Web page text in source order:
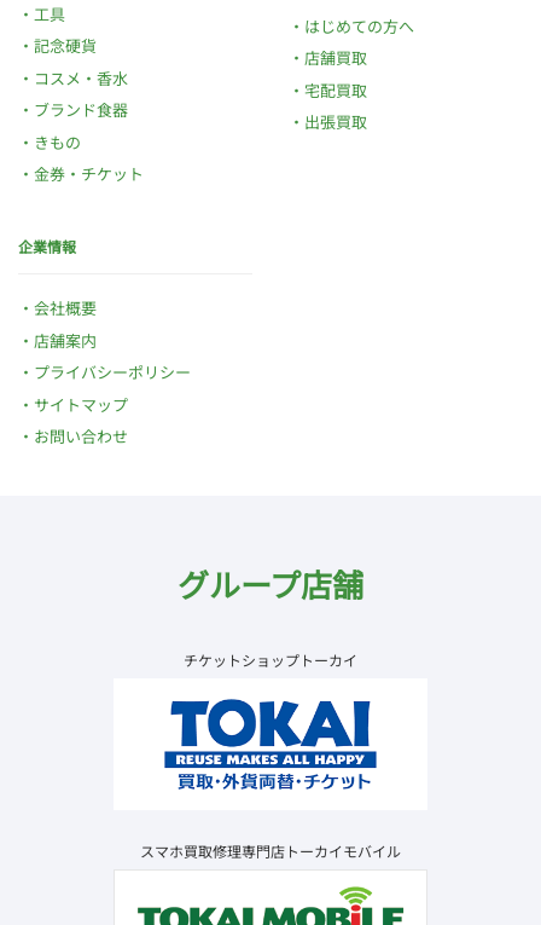
工具
記念硬貨
コスメ・香水
ブランド食器
きもの
金券・チケット
はじめての方へ
店舗買取
宅配買取
出張買取
企業情報
会社概要
店舗案内
プライバシーポリシー
サイトマップ
お問い合わせ
グループ店舗
チケットショップトーカイ
スマホ買取修理専門店トーカイモバイル